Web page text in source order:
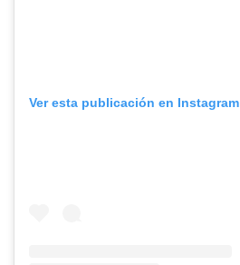
Ver esta publicación en Instagram